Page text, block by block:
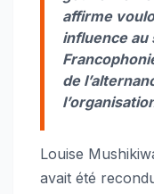
affirme
influence au
de
Louise
avait été